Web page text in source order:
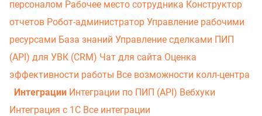
персоналом Рабочее место сотрудника Конструктор
отчетов Робот-администратор Управление рабочими
ресурсами База знаний Управление сделками ПИП
(API) для УВК (CRM) Чат для сайта Оценка
эффективности работы Все возможности колл-центра
Интеграции Интеграции по ПИП (API) Вебхуки
Интеграция с 1С Все интеграции